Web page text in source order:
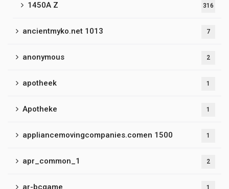
1450A Z 316
ancientmyko.net 1013 7
anonymous 2
apotheek 1
Apotheke 1
appliancemovingcompanies.comen 1500 1
apr_common_1 2
ar-bcgame 1